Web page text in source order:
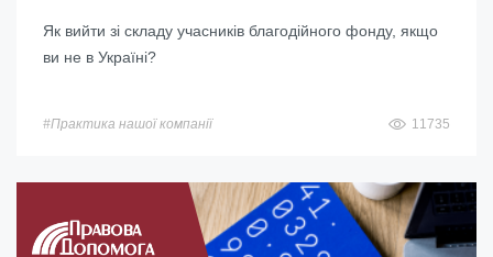
Як вийти зі складу учасників благодійного фонду, якщо
ви не в Україні?
#Практика нашої компанії 11735